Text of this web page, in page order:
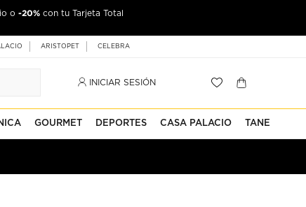
o -20% con tu Tarjeta Total
ARISTOPET CELEBRA
INICIAR SESIÓN
GOURMET DEPORTES CASA PALACIO TANE